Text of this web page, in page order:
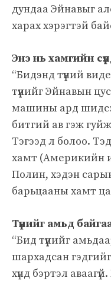
дундаа Эйнавыг
харах хэрэгтэй
Энэ нь хамгийн
“Бидэнд түүний
түүнийг Эйнавын
машины ард
битгий ав гэж
Тэгээд л болоо. Тэд
хамт (Америкийн
Полин, хэдэн
барьцааны хамт
Түүнийг амьд
“Бид түүнийг
шархадсан
хүнд бэртэл